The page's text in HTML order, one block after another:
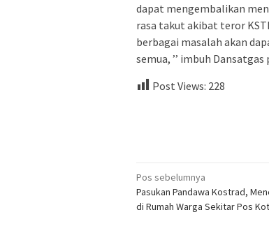
dapat mengembalikan
rasa takut akibat teror
berbagai masalah akan
semua, ’’ imbuh
Post Views: 228
Navigasi
pos
Pos sebelumnya
Pasukan Pandawa Kostrad,
di Rumah Warga Sekitar Pos